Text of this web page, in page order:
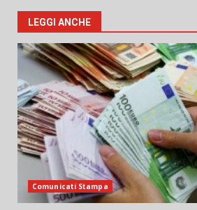
LEGGI ANCHE
Comunicati Stampa